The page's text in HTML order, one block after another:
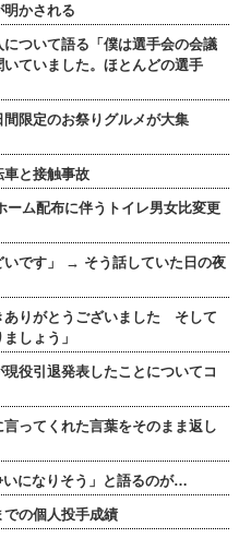
かされる
ついて語る「僕は選手会の会議
ていました。ほとんどの選手
限定のお祭りグルメが大集
車と接触事故
ーム配布に伴うトイレ男女比変更
いです」 → そう話していた日の夜
ありがとうございました そして
しょう」
役引退発表したことについてコ
ってくれた言葉をそのまま返し
いになりそう」と語るのが…
の個人投手成績